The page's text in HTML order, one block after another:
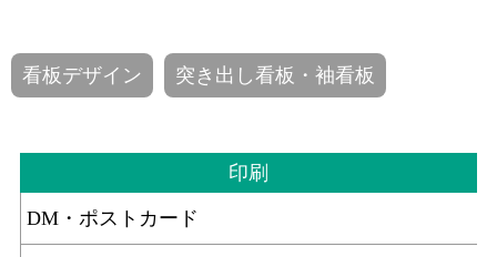
看板デザイン 突き出し看板・袖看板
印刷
DM・ポストカード